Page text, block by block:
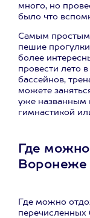
много, но
было что
Самым простым
пешие
более
провести лето
бассейнов,
можете
уже названным
гимнастикой
Где можно
Воронеже
Где можно
перечисленных